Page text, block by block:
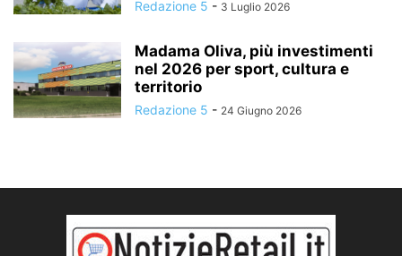
Redazione 5 - 3 Luglio 2026
Madama Oliva, più investimenti
nel 2026 per sport, cultura e
territorio
Redazione 5 - 24 Giugno 2026